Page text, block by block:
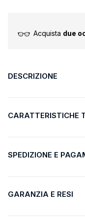
Acquista due
DESCRIZIONE
CARATTERISTICHE
SPEDIZIONE E
GARANZIA E RESI